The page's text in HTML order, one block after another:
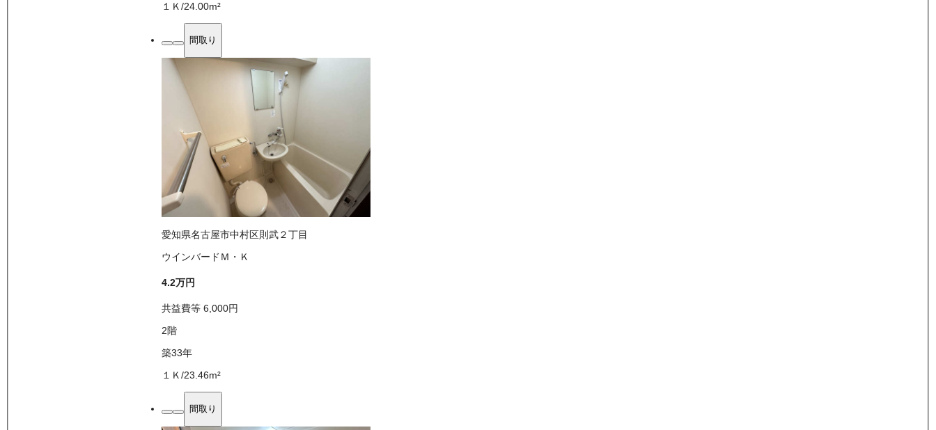
１Ｋ /24.00m²
間取り
愛知県名古屋市中村区則武２丁目
ウインバードＭ・Ｋ
4.2万円
共益費等 6,000円
2階
築33年
１Ｋ /23.46m²
間取り